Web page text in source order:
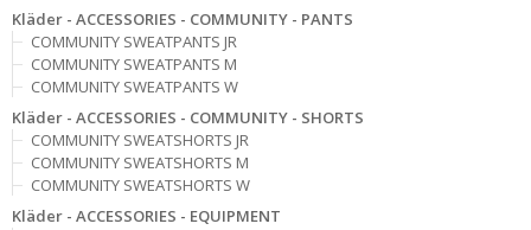
Kläder - ACCESSORIES - COMMUNITY - PANTS
COMMUNITY SWEATPANTS JR
COMMUNITY SWEATPANTS M
COMMUNITY SWEATPANTS W
Kläder - ACCESSORIES - COMMUNITY - SHORTS
COMMUNITY SWEATSHORTS JR
COMMUNITY SWEATSHORTS M
COMMUNITY SWEATSHORTS W
Kläder - ACCESSORIES - EQUIPMENT